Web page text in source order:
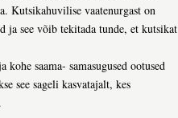
Kutsikahuvilise vaatenurgast on
ja see võib tekitada tunde, et kutsikat
saama- samasugused ootused
see sageli kasvatajalt, kes